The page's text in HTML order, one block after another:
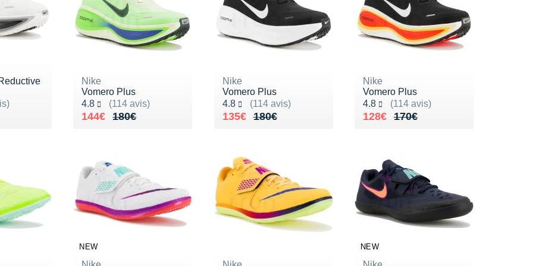
Nike
Vomero Plus
4.8
(114 avis)
Noté 4.8 sur 5
180€
Au lieu de 180€
144€
Vendu 144€
Nike
Vomero Plus
4.8
(114 avis)
Noté 4.8 sur 5
180€
Au lieu de 180€
135€
Vendu 135€
Nike
Vomero Plus
4.8
(114 avis)
Noté 4.8 sur 5
170€
Au lieu de 170€
128€
Vendu 128€
NEW NEW